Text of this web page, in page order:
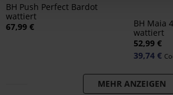
BH Push Perfect Bardot
wattiert
67,99 €
BH Maia
wattiert
52,99 €
39,74 €
MEHR ANZEIGEN